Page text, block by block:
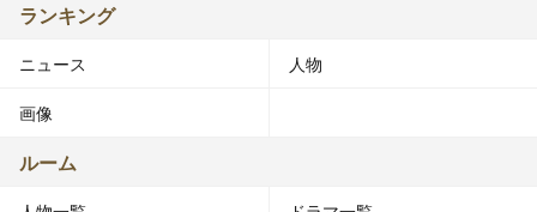
ランキング
ニュース 人物
画像
ルーム